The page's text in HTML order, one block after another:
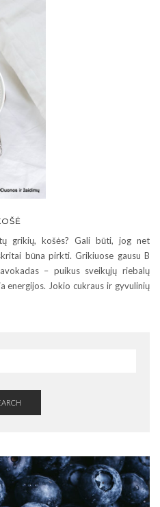
grikių, košės? Gali būti, jog net
būna pirkti. Grikiuose gausu B
– puikus sveikųjų riebalų
energijos. Jokio cukraus ir gyvulinių